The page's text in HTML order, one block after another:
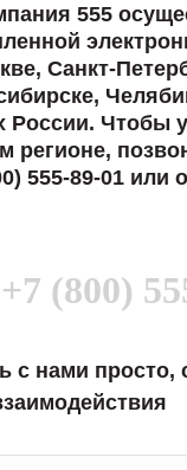
555
Санкт-
России. Чтобы
регионе,
555-89-01 или
+7 (800)
с нами просто,